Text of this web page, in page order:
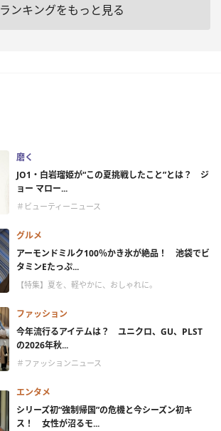
ランキングをもっと見る
磨く
JO1・白岩瑠姫が“この夏挑戦したこと”とは？ ジ
ョー マロー...
＃ビューティーニュース
グルメ
アーモンドミルク100％かき氷が絶品！ 池袋でビ
タミンEたっぷ...
【特集】夏を、軽やかに、おしゃれに。
ファッション
今年流行るアイテムは？ ユニクロ、GU、PLST
の2026年秋...
＃ファッションニュース
エンタメ
シリーズ初“強制帰国”の危機と今シーズン初キ
ス！ 女性が沼るモ...